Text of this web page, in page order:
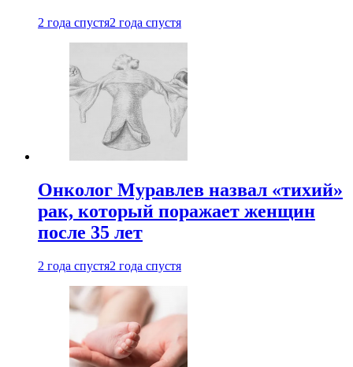
2 года спустя2 года спустя
Онколог Муравлев назвал «тихий»
рак, который поражает женщин
после 35 лет
2 года спустя2 года спустя